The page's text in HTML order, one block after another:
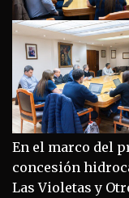
En el marco del
concesión
Las Violetas y